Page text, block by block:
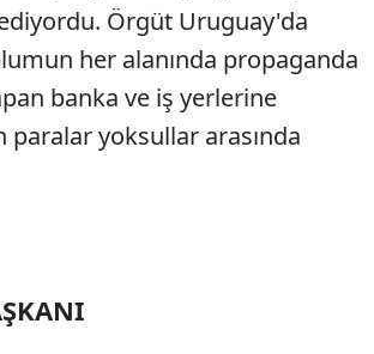
Örgüt Uruguay'da
her alanında propaganda
banka ve iş yerlerine
yoksullar arasında